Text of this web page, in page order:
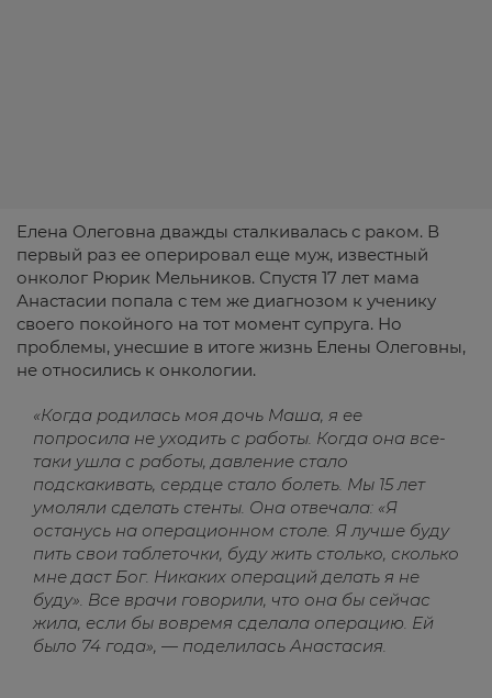
Елена Олеговна дважды сталкивалась с раком. В
первый раз ее оперировал еще муж, известный
онколог Рюрик Мельников. Спустя 17 лет мама
Анастасии попала с тем же диагнозом к ученику
своего покойного на тот момент супруга. Но
проблемы, унесшие в итоге жизнь Елены Олеговны,
не относились к онкологии.
«Когда родилась моя дочь Маша, я ее
попросила не уходить с работы. Когда она все-
таки ушла с работы, давление стало
подскакивать, сердце стало болеть. Мы 15 лет
умоляли сделать стенты. Она отвечала: «Я
останусь на операционном столе. Я лучше буду
пить свои таблеточки, буду жить столько, сколько
мне даст Бог. Никаких операций делать я не
буду». Все врачи говорили, что она бы сейчас
жила, если бы вовремя сделала операцию. Ей
было 74 года», — поделилась Анастасия.